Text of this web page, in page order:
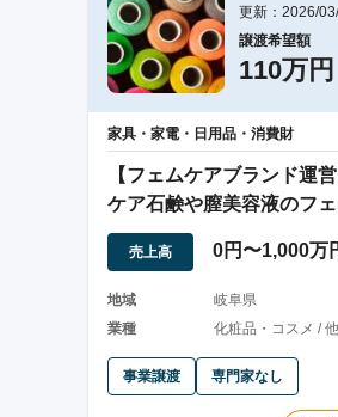
更新：2026/
譲渡希望額
110万円
家具・家電・日用品・消費財
【フェムケアブランド運
ケア石鹸や膣美容液のフ
ランド
売上高 0円〜1,000万
地域
岐阜県
業種
化粧品・コスメ / 他
事業譲渡 専門家なし